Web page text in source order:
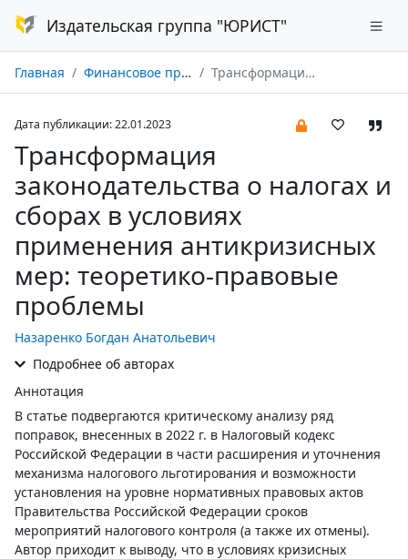
Издательская группа "ЮРИСТ"
Главная Финансовое право № 01/2023 Трансформация законодательства о налогах и сборах в условиях применения антикризисных мер: теоретико-правовые проблемы
Дата публикации: 22.01.2023
Трансформация
законодательства о налогах и
сборах в условиях
применения антикризисных
мер: теоретико-правовые
проблемы
Назаренко Богдан Анатольевич
Подробнее об авторах
Аннотация
В статье подвергаются критическому анализу ряд
поправок, внесенных в 2022 г. в Налоговый кодекс
Российской Федерации в части расширения и уточнения
механизма налогового льготирования и возможности
установления на уровне нормативных правовых актов
Правительства Российской Федерации сроков
мероприятий налогового контроля (а также их отмены).
Автор приходит к выводу, что в условиях кризисных